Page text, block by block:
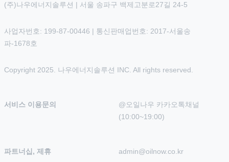
(주)나우에너지솔루션 | 서울 송파구 백제고분로27길 24-5
사업자번호: 199-87-00446 | 통신판매업번호: 2017-서울송
파-1678호
Copyright 2025. 나우에너지솔루션 INC. All rights reserved.
서비스 이용문의
@오일나우 카카오톡채널
(10:00~19:00)
파트너십, 제휴 admin@oilnow.co.kr